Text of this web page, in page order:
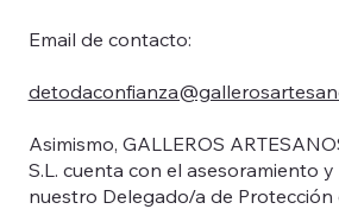
Email de contacto:
Asimismo, GALLEROS
S.L. cuenta con el asesoramiento
nuestro Delegado/a de Protección